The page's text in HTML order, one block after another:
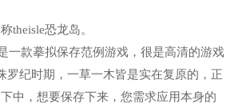
theisle恐龙岛。
一款摹拟保存范例游戏，很是高清的游戏
罗纪时期，一草一木皆是实在复原的，正
中，想要保存下来，您需求应用本身的